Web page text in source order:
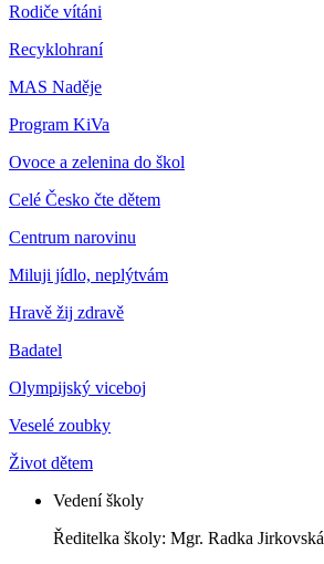
Rodiče vítáni
Recyklohraní
MAS Naděje
Program KiVa
Ovoce a zelenina do škol
Celé Česko čte dětem
Centrum narovinu
Miluji jídlo, neplýtvám
Hravě žij zdravě
Badatel
Olympijský viceboj
Veselé zoubky
Život dětem
Vedení školy
Ředitelka školy: Mgr. Radka Jirkovská